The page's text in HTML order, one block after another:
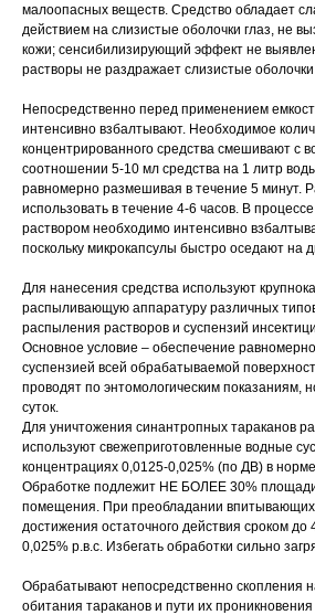
малоопасных веществ. Средство обладает
действием на слизистые оболочки глаз, не
кожи; сенсибилизирующий эффект не
растворы не раздражает слизистые оболочки
Непосредственно перед применением
интенсивно взбалтывают. Необходимое
концентрированного средства смешивают с
соотношении 5-10 мл средства на 1 литр
равномерно размешивая в течение 5 минут.
использовать в течение 4-6 часов. В
раствором необходимо интенсивно
поскольку микрокапсулы быстро оседают на
Для нанесения средства используют
распыливающую аппаратуру различных
распыления растворов и суспензий
Основное условие – обеспечение
суспензией всей обрабатываемой
проводят по энтомологическим показаниям,
суток.
Для уничтожения синантропных тараканов
используют свежеприготовленные водные
концентрациях 0,0125-0,025% (по ДВ) в
Обработке подлежит НЕ БОЛЕЕ 30%
помещения. При преобладании впитывающих
достижения остаточного действия сроком до
0,025% р.в.с. Избегать обработки сильно
Обрабатывают непосредственно скопления
обитания тараканов и пути их